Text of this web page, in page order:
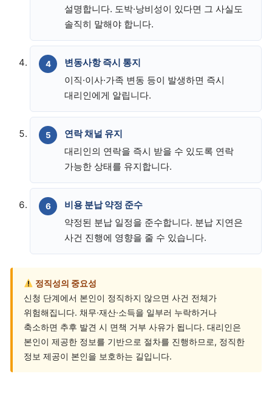
설명합니다. 도박·낭비성이 있다면 그 사실도
솔직히 말해야 합니다.
변동사항 즉시 통지
이직·이사·가족 변동 등이 발생하면 즉시
대리인에게 알립니다.
연락 채널 유지
대리인의 연락을 즉시 받을 수 있도록 연락
가능한 상태를 유지합니다.
비용 분납 약정 준수
약정된 분납 일정을 준수합니다. 분납 지연은
사건 진행에 영향을 줄 수 있습니다.
정직성의 중요성
신청 단계에서 본인이 정직하지 않으면 사건 전체가
위험해집니다. 채무·재산·소득을 일부러 누락하거나
축소하면 추후 발견 시 면책 거부 사유가 됩니다. 대리인은
본인이 제공한 정보를 기반으로 절차를 진행하므로, 정직한
정보 제공이 본인을 보호하는 길입니다.